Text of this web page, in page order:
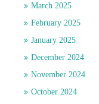
March 2025
February 2025
January 2025
December 2024
November 2024
October 2024